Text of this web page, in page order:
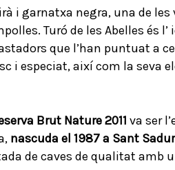
i garnatxa negra, una de
Turó de les Abelles és l’
que l’han puntuat a
especiat, així com la seva
Brut Nature 2011 va ser
nascuda el 1987 a Sant
de caves de qualitat amb